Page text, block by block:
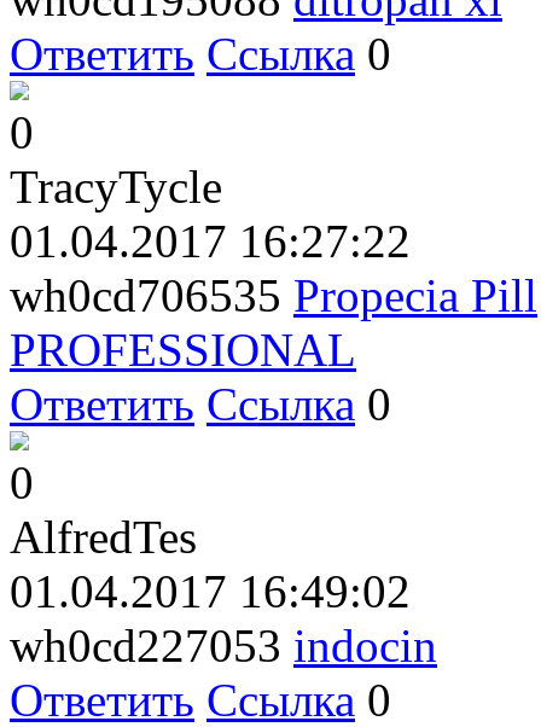
Ответить Ссылка 0
0
TracyTycle
01.04.2017 16:27:22
wh0cd706535 Propecia Pill
PROFESSIONAL
Ответить Ссылка 0
0
AlfredTes
01.04.2017 16:49:02
wh0cd227053 indocin
Ответить Ссылка 0